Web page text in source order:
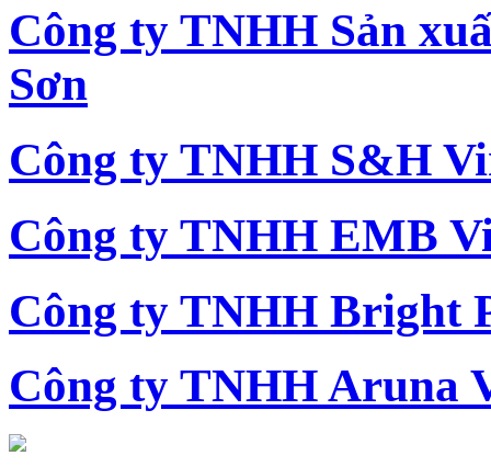
Công ty TNHH Sản
Sơn
Công ty TNHH S&H
Công ty TNHH EMB
Công ty TNHH Bright
Công ty TNHH Aruna